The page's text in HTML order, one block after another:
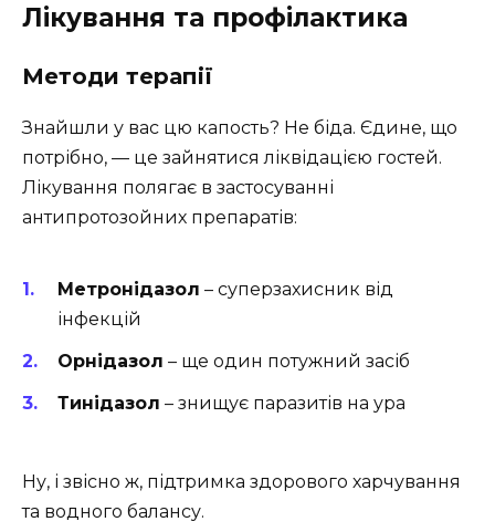
Лікування та профілактика
Методи терапії
Знайшли у вас цю капость? Не біда. Єдине, що
потрібно, — це зайнятися ліквідацією гостей.
Лікування полягає в застосуванні
антипротозойних препаратів:
Метронідазол – суперзахисник від
інфекцій
Орнідазол – ще один потужний засіб
Тинідазол – знищує паразитів на ура
Ну, і звісно ж, підтримка здорового харчування
та водного балансу.